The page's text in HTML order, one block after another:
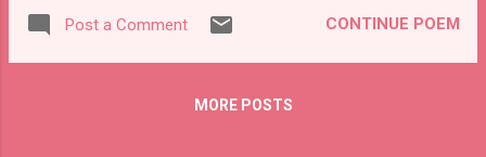
Post a Comment CONTINUE POEM
MORE POSTS